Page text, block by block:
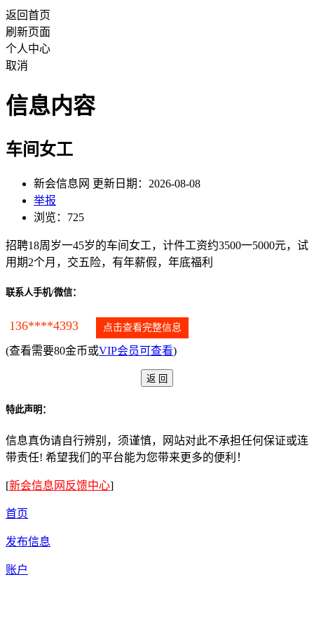
返回首页
刷新页面
个人中心
取消
信息内容
车间女工
新会信息网 更新日期：2026-08-08
举报
浏览：725
招聘18周岁一45岁的车间女工，计件工资约3500一5000元，试
用期2个月，交五险，有年薪假，年底福利
联系人手机/微信：
136****4393 点击查看完整信息
(查看需要80金币或VIP会员可查看)
特此声明：
信息真伪请自行辨别，须谨慎，网站对此不承担任何保证或连
带责任! 希望我们的平台能为您带来更多的便利！
[新会信息网反馈中心]
首页
发布信息
账户